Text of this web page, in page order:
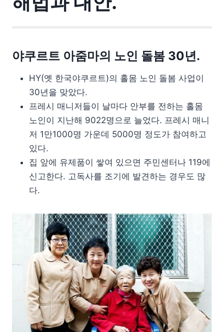
야쿠르트 아줌마의 노인 돌봄 30년.
HY(옛 한국야쿠르트)의 홀몸 노인 돌봄 사업이
30년을 맞았다.
프레시 매니저들이 날마다 안부를 전하는 홀몸
노인이 지난해 9022명으로 늘었다. 프레시 매니
저 1만1000명 가운데 5000명 정도가 참여하고
있다.
집 앞에 유제품이 쌓여 있으면 주민센터나 119에
신고한다. 고독사를 조기에 발견하는 경우도 많
다.